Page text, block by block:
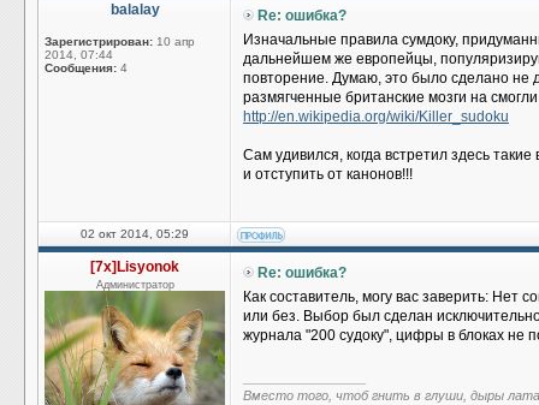
balalay
Зарегистрирован: 10 апр
2014, 07:44
Сообщения: 4
Re: ошибка?
Изначальные правила сумдоку,
дальнейшем же европейцы,
повторение. Думаю, это было сделано не
размягченные британские мозги на
http://en.wikipedia.org/wiki/Killer_sudoku
Сам удивился, когда встретил здесь
и отступить от канонов!!!
02 окт 2014, 05:29
[7x]Lisyonok
Администратор
Re: ошибка?
Как составитель, могу вас заверить: Нет
или без. Выбор был сделан
журнала "200 судоку", цифры в блоках не
Вместо того, чтоб гнить в глуши, дыры